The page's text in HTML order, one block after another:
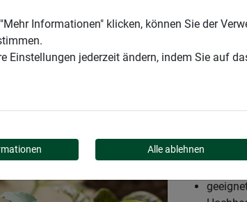
Informationen" klicken, können Sie der
Einstellungen jederzeit ändern, indem Sie auf
Alle ablehnen